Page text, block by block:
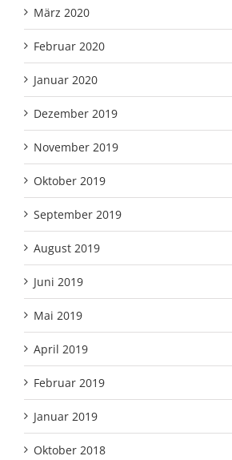
März 2020
Februar 2020
Januar 2020
Dezember 2019
November 2019
Oktober 2019
September 2019
August 2019
Juni 2019
Mai 2019
April 2019
Februar 2019
Januar 2019
Oktober 2018